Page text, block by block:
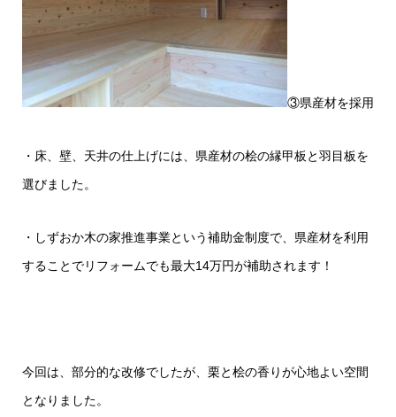
③県産材を採用
・床、壁、天井の仕上げには、県産材の桧の縁甲板と羽目板を
選びました。
・しずおか木の家推進事業という補助金制度で、県産材を利用
することでリフォームでも最大14万円が補助されます！
今回は、部分的な改修でしたが、栗と桧の香りが心地よい空間
となりました。